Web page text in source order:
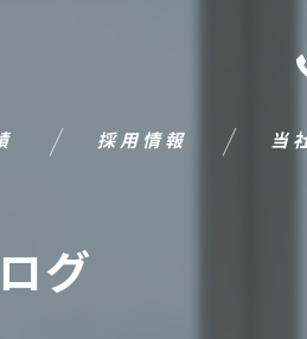
採用情報 当
グ